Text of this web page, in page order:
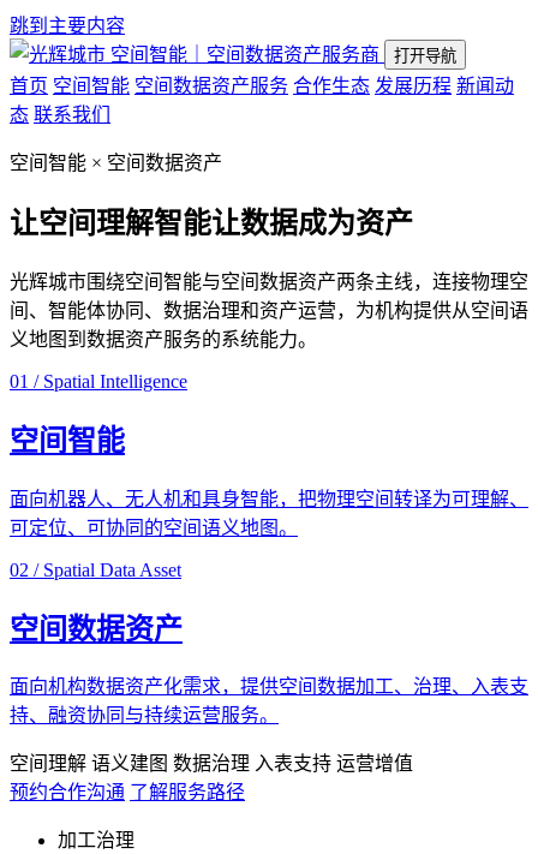
跳到主要内容
空间智能｜空间数据资产服务商
打开导航
首页 空间智能 空间数据资产服务 合作生态 发展历程 新闻动
态 联系我们
空间智能 × 空间数据资产
让空间理解智能让数据成为资产
光辉城市围绕空间智能与空间数据资产两条主线，连接物理空
间、智能体协同、数据治理和资产运营，为机构提供从空间语
义地图到数据资产服务的系统能力。
01 / Spatial Intelligence
空间智能
面向机器人、无人机和具身智能，把物理空间转译为可理解、
可定位、可协同的空间语义地图。
02 / Spatial Data Asset
空间数据资产
面向机构数据资产化需求，提供空间数据加工、治理、入表支
持、融资协同与持续运营服务。
空间理解 语义建图 数据治理 入表支持 运营增值
预约合作沟通 了解服务路径
加工治理